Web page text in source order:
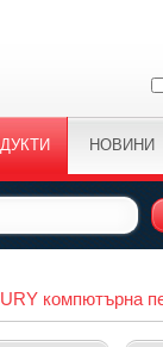
НОВИНИ
компютърна